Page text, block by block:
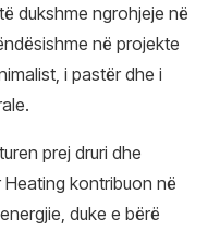
dukshme ngrohjeje në
në projekte
i pastër dhe i
prej druri dhe
kontribuon në
duke e bërë